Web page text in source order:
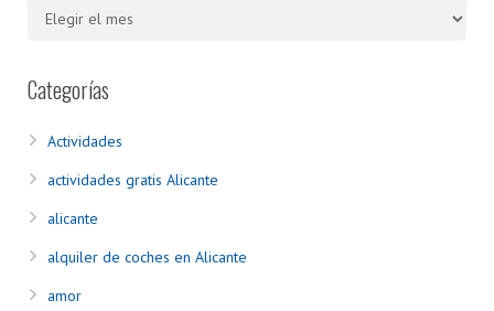
Categorías
Actividades
actividades gratis Alicante
alicante
alquiler de coches en Alicante
amor